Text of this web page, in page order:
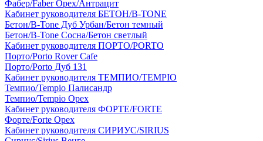
Фабер/Faber Орех/Антрацит
Кабинет руководителя БЕТОН/B-TONE
Бетон/B-Tone Дуб Урбан/Бетон темный
Бетон/B-Tone Сосна/Бетон светлый
Кабинет руководителя ПОРТО/PORTO
Порто/Porto Rover Cafe
Порто/Porto Дуб 131
Кабинет руководителя ТЕМПИО/TEMPIO
Темпио/Tempio Палисандр
Темпио/Tempio Орех
Кабинет руководителя ФОРТЕ/FORTE
Форте/Forte Орех
Кабинет руководителя СИРИУС/SIRIUS